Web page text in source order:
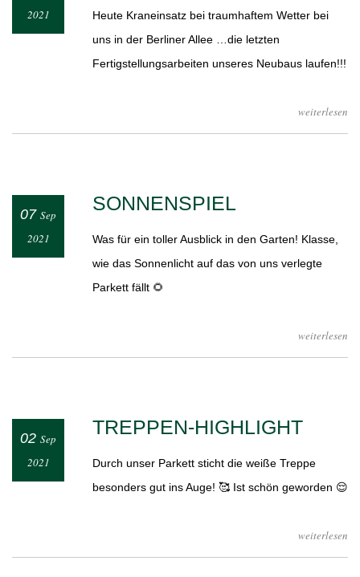
2021
Heute Kraneinsatz bei traumhaftem Wetter bei
uns in der Berliner Allee …die letzten
Fertigstellungsarbeiten unseres Neubaus laufen!!!
weiterlesen
SONNENSPIEL
07 Sep
2021
Was für ein toller Ausblick in den Garten! Klasse,
wie das Sonnenlicht auf das von uns verlegte
Parkett fällt 🌻
weiterlesen
TREPPEN-HIGHLIGHT
02 Sep
2021
Durch unser Parkett sticht die weiße Treppe
besonders gut ins Auge! 🥰 Ist schön geworden 😌
weiterlesen